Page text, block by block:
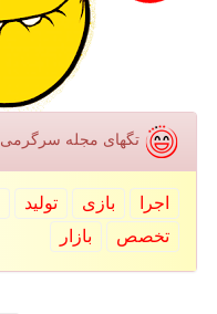
تگهای مجله سرگرمی
اجرا بازی تولید
تخصص
بازار